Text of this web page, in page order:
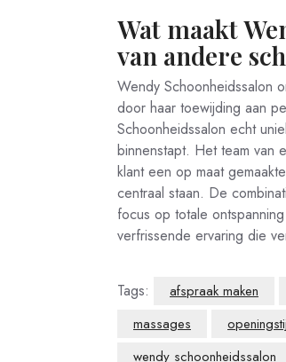
Wat maakt
van andere
Wendy Schoonheidssalon
door haar toewijding aan
Schoonheidssalon echt
binnenstapt. Het team van
klant een op maat
centraal staan. De
focus op totale
verfrissende ervaring die
Tags: afspraak maken
massages
wendy schoonheidssalon